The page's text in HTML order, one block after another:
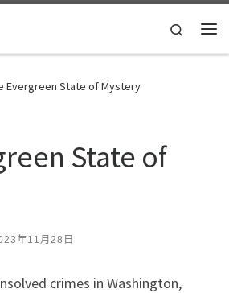
Search
Evergreen State of Mystery
State of
年11月28日
crimes in Washington,